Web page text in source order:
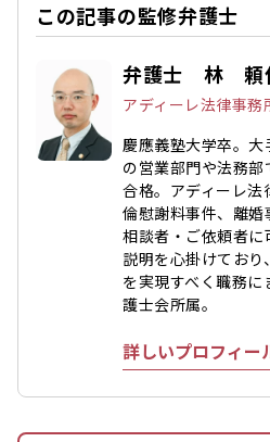
この記事の監修弁護士
弁護士 林 頼
アディーレ法律事務
慶應義塾大学卒。
の営業部門や法務
合格。アディーレ
倫慰謝料事件、離
相談者・ご依頼者
説明を心掛けてお
を実現すべく職務
護士会所属。
詳しいプロフィー